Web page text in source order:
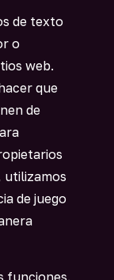
de texto
o
web.
que
de
utilizamos
de juego
funciones.